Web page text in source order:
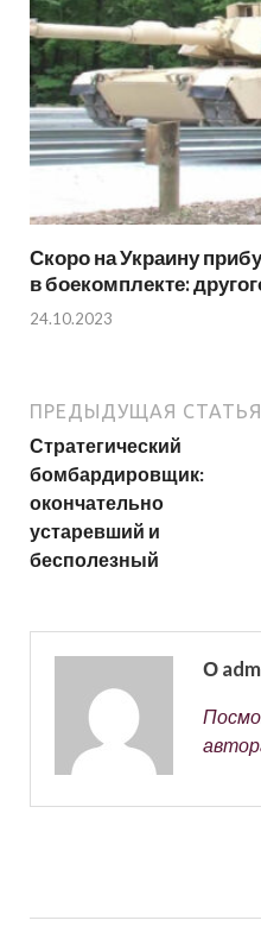
Скоро на Украину
в боекомплекте:
24.10.2023
ПРЕДЫДУЩАЯ СТАТЬЯ
Стратегический
бомбардировщик:
окончательно
устаревший и
бесполезный
О